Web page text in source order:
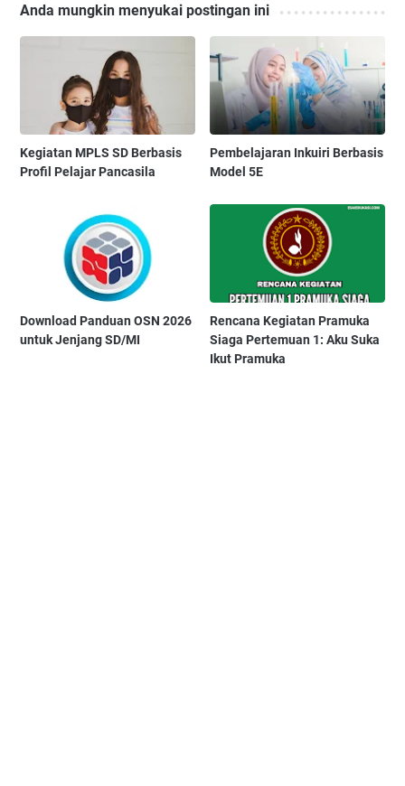
Anda mungkin menyukai postingan ini
Kegiatan MPLS SD Berbasis
Profil Pelajar Pancasila
Pembelajaran Inkuiri Berbasis
Model 5E
Download Panduan OSN 2026
untuk Jenjang SD/MI
Rencana Kegiatan Pramuka
Siaga Pertemuan 1: Aku Suka
Ikut Pramuka